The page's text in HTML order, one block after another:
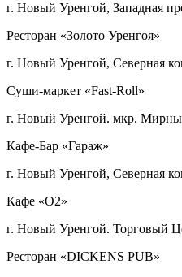
г. Новый Уренгой, Западная
Ресторан «Золото Уренгоя»
г. Новый Уренгой, Северная
Суши-маркет «Fast-Roll»
г. Новый Уренгой. мкр.
Кафе-Бар «Гараж»
г. Новый Уренгой, Северная
Кафе «О2»
г. Новый Уренгой. Торговый
Ресторан «DICKENS PUB»